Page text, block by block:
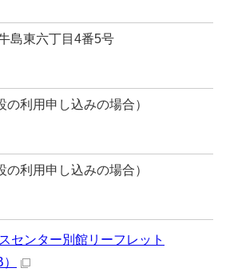
島東六丁目4番5号
利用申し込みの場合）
利用申し込みの場合）
センター別館リーフレット